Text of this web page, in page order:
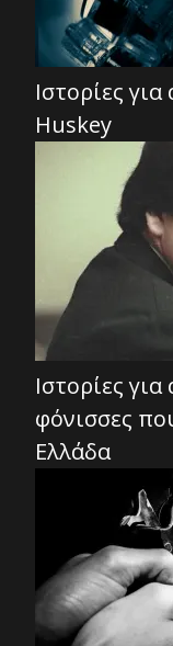
Ιστορίες
Huskey
Ιστορίες
φόνισσες
Ελλάδα